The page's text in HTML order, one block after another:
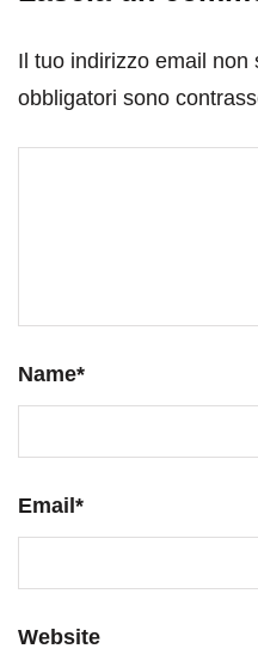
Il tuo indirizzo email non
obbligatori sono
Name*
Email *
Website